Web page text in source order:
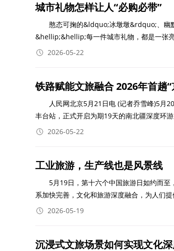
城市礼物怎样让人“必购必带”
憨态可掬的&ldquo;冰墩墩&rdquo;、幽
&hellip;&hellip;每一件城市礼物，都是一张
2026-05-22
铁路赋能文旅融合 2026年首趟
人民网北京5月21日电 (记者乔雪峰)5月
丰台站，正式开启为期19天的南北疆深度环
2026-05-22
工业旅游，生产线也是风景线
5月19日，第十六个中国旅游日如约而
系加快完善，文化和旅游深度融合，为人们
2026-05-19
沉浸式文旅场景如何实现文化